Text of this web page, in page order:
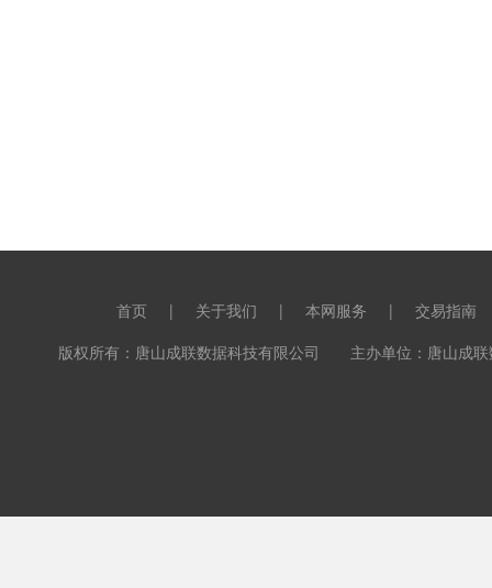
首页 | 关于我们 | 本网服务 |
交易指南
版权所有：唐山成联数据科技有限公司 主办单位：唐山成